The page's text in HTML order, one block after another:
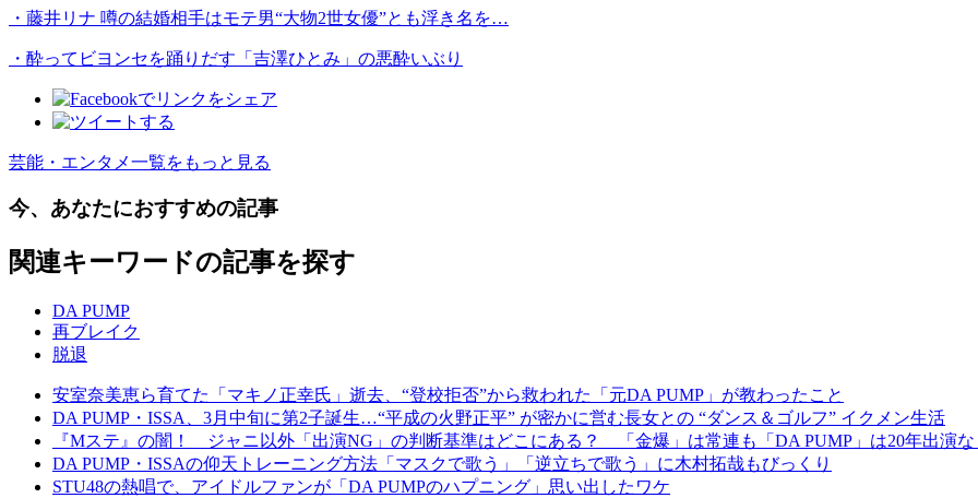
・藤井リナ 噂の結婚相手はモテ男“大物2世女優”とも浮き名を…
・酔ってビヨンセを踊りだす「吉澤ひとみ」の悪酔いぶり
芸能・エンタメ一覧をもっと見る
今、あなたにおすすめの記事
関連キーワードの記事を探す
DA PUMP
再ブレイク
脱退
安室奈美恵ら育てた「マキノ正幸氏」逝去、“登校拒否”から救われた「元DA PUMP」が教わったこと
DA PUMP・ISSA、3月中旬に第2子誕生…“平成の火野正平” が密かに営む長女との “ダンス＆ゴルフ” イクメン生活
『Mステ』の闇！ ジャニ以外「出演NG」の判断基準はどこにある？ 「金爆」は常連も「DA PUMP」は20年出演
DA PUMP・ISSAの仰天トレーニング方法「マスクで歌う」「逆立ちで歌う」に木村拓哉もびっくり
STU48の熱唱で、アイドルファンが「DA PUMPのハプニング」思い出したワケ